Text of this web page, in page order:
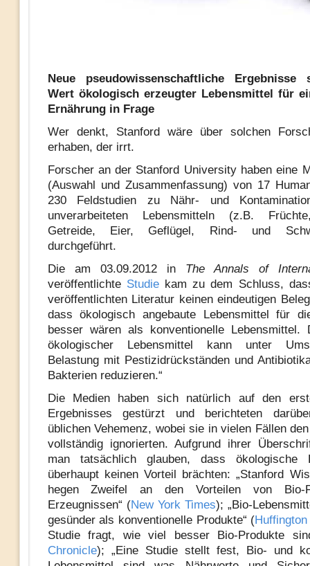
Neue pseudowissenschaftliche Ergebnisse
Wert ökologisch erzeugter Lebensmittel für
Ernährung in Frage
Wer denkt, Stanford wäre über solchen
erhaben, der irrt.
Forscher an der Stanford University haben eine
(Auswahl und Zusammenfassung) von 17
230 Feldstudien zu Nähr- und
unverarbeiteten Lebensmitteln (z.B.
Getreide, Eier, Geflügel, Rind- und
durchgeführt.
Die am 03.09.2012 in The Annals of
veröffentlichte Studiekam zu dem Schluss,
veröffentlichten Literatur keinen eindeutigen
dass ökologisch angebaute Lebensmittel für
besser wären als konventionelle Lebensmittel.
ökologischer Lebensmittel kann unter
Belastung mit Pestizidrückständen und
Bakterien reduzieren.“
Die Medien haben sich natürlich auf den
Ergebnisses gestürzt und berichteten
üblichen Vehemenz, wobei sie in vielen Fällen
vollständig ignorierten. Aufgrund ihrer
man tatsächlich glauben, dass ökologische
überhaupt keinen Vorteil brächten: „Stanford
hegen Zweifel an den Vorteilen von Bio-
Erzeugnissen“ (New York Times); „Bio-
gesünder als konventionelle Produkte“ (
Studie fragt, wie viel besser Bio-Produkte
Chronicle); „Eine Studie stellt fest, Bio- und